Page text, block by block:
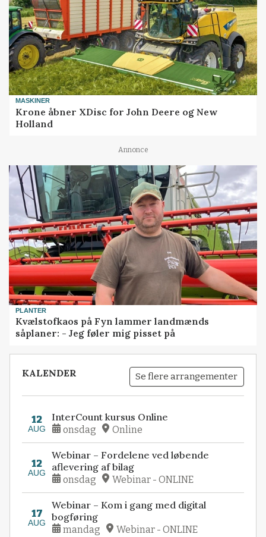
MASKINER
Krone åbner XDisc for John Deere og New
Holland
Annonce
PLANTER
Kvælstofkaos på Fyn lammer landmænds
såplaner: - Jeg føler mig pisset på
KALENDER Se flere arrangementer
12
AUG
InterCount kursus Online
onsdag Online
12
AUG
Webinar – Fordelene ved løbende
aflevering af bilag
onsdag Webinar - ONLINE
17
AUG
Webinar – Kom i gang med digital
bogføring
mandag Webinar - ONLINE